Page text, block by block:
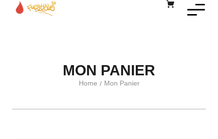
MON PANIER
Home / Mon Panier